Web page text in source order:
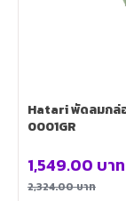
Hatari พัดลมกล่อ
0001GR
2,324.00บาท
1,549.00 บาท